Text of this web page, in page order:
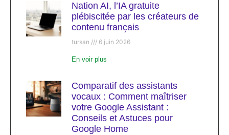
Nation AI, l’IA gratuite
plébiscitée par les créateurs de
contenu français
tursan 6 juin 2026
En voir plus
Comparatif des assistants
vocaux : Comment maîtriser
votre Google Assistant :
Conseils et Astuces pour
Google Home